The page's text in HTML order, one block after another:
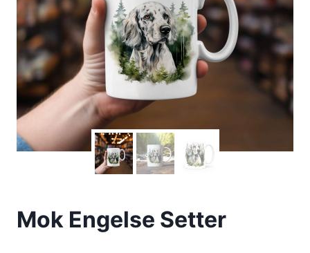
Mok Engelse Setter